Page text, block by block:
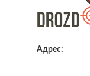
Адрес: